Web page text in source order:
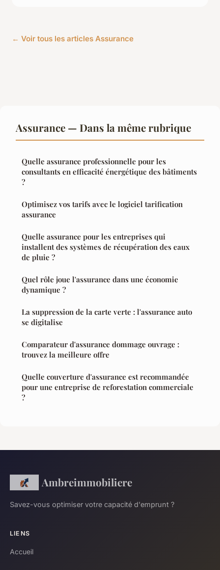
← Voir tous les articles Assurance
Assurance — Dans la même rubrique
Quelle assurance professionnelle pour les
consultants en efficacité énergétique des bâtiments
?
Optimisez vos tarifs avec le logiciel tarification
assurance
Quelle assurance pour les entreprises qui
installent des systèmes de récupération des eaux
de pluie ?
Quel rôle joue l'assurance dans une économie
dynamique ?
La suppression de la carte verte : l'assurance auto
se digitalise
Comparateur d'assurance dommage ouvrage :
trouvez la meilleure offre
Quelle couverture d'assurance est recommandée
pour une entreprise de reforestation commerciale
?
Ambreimmobiliere
Savez-vous optimiser votre capacité d'emprunt ?
LIENS
Accueil